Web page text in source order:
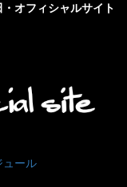
オフィシャルサイト
ュール